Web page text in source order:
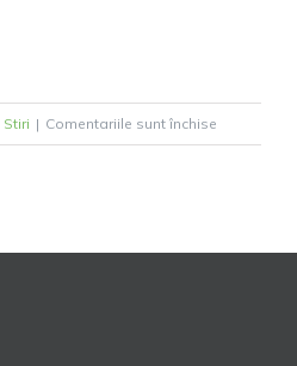
Stiri | Comentariile sunt închise
Atenție